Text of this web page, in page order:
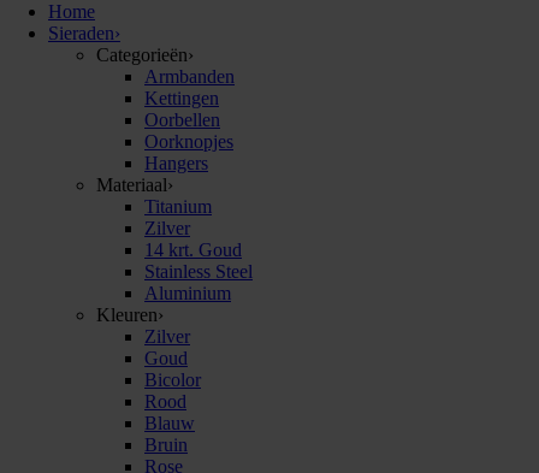
Home
Sieraden›
Categorieën›
Armbanden
Kettingen
Oorbellen
Oorknopjes
Hangers
Materiaal›
Titanium
Zilver
14 krt. Goud
Stainless Steel
Aluminium
Kleuren›
Zilver
Goud
Bicolor
Rood
Blauw
Bruin
Rose